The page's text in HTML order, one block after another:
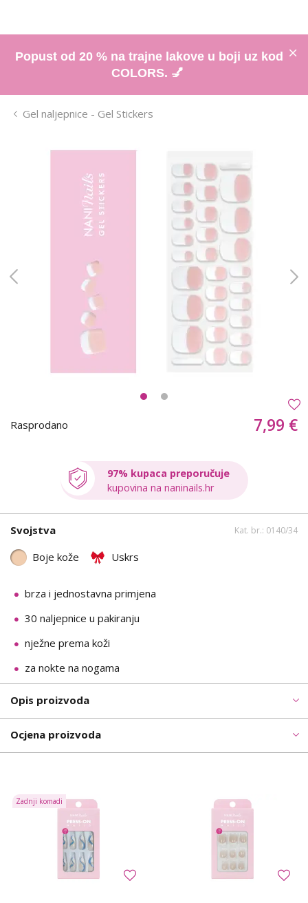
Popust od 20 % na trajne lakove u boji uz kod
COLORS. 💅
Gel naljepnice - Gel Stickers
Rasprodano 7,99 €
97% kupaca preporučuje
kupovina na naninails.hr
Svojstva Kat. br.: 0140/34
Boje kože Uskrs
brza i jednostavna primjena
30 naljepnice u pakiranju
nježne prema koži
za nokte na nogama
Opis proizvoda
Ocjena proizvoda
Zadnji komadi